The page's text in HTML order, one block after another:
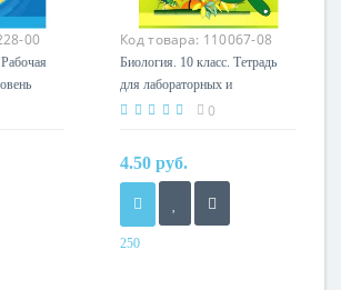
00 Код товара: 110067-08
Биология. 10 класс. Тетрадь
для лабораторных и
практических работ по
программа (2025) С.Г. Дубков,
«Сэр-вит» С ГРИФОМ
0
4.50 руб.
250